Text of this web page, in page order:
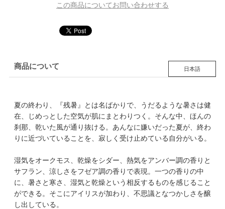
この商品についてお問い合わせする
商品について 日本語
夏の終わり、『残暑』とは名ばかりで、うだるような暑さは健
在、じめっとした空気が肌にまとわりつく。そんな中、ほんの
刹那、乾いた風が通り抜ける。あんなに嫌いだった夏が、終わ
りに近づいていることを、寂しく受け止めている自分がいる。
湿気をオークモス、乾燥をシダー、熱気をアンバー調の香りと
サフラン、涼しさをフゼア調の香りで表現。一つの香りの中
に、暑さと寒さ、湿気と乾燥という相反するものを感じること
ができる。そこにアイリスが加わり、不思議となつかしさを醸
し出している。